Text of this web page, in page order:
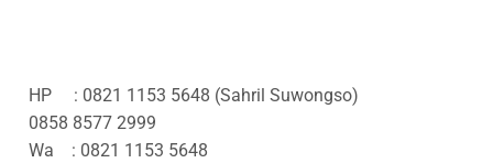
Pengecoran Logam Jakarta
Alat Fitness Outdoor Murah
HP : 0821 1153 5648 (Sahril Suwongso)
0858 8577 2999
Wa : 0821 1153 5648